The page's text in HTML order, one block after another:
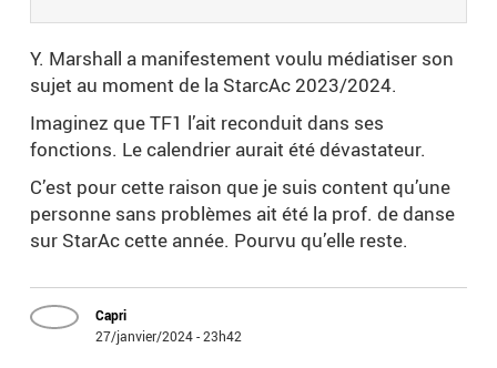
Y. Marshall a manifestement voulu médiatiser son
sujet au moment de la StarcAc 2023/2024.
Imaginez que TF1 l’ait reconduit dans ses
fonctions. Le calendrier aurait été dévastateur.
C’est pour cette raison que je suis content qu’une
personne sans problèmes ait été la prof. de danse
sur StarAc cette année. Pourvu qu’elle reste.
Capri
27/janvier/2024 - 23h42